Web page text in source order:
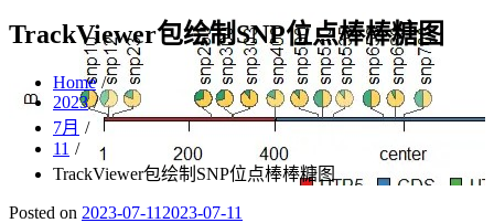
TrackViewer包绘制SNP位点棒棒糖图
Home
2023
7月
11
TrackViewer包绘制SNP位点棒棒糖图
Posted on 2023-07-11 2023-07-11